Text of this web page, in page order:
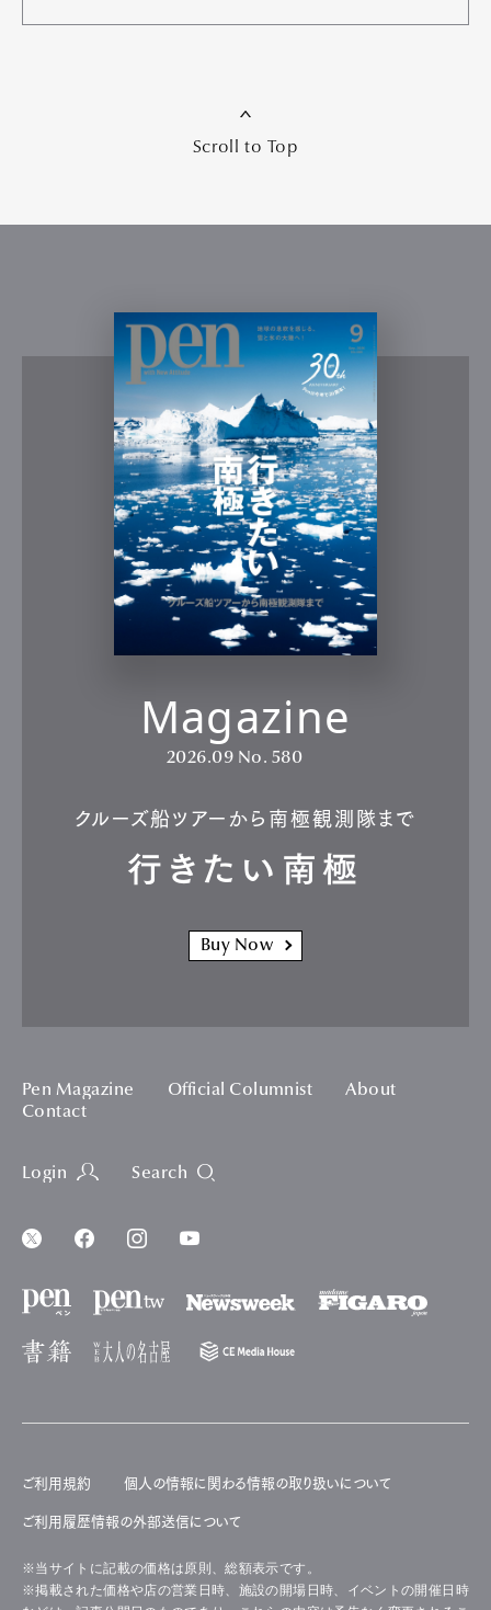
Scroll to Top
Magazine
2026.09 No. 580
クルーズ船ツアーから南極観測隊まで
行きたい南極
Buy Now
Pen Magazine Official Columnist
About
Contact
Login Search
ご利用規約 個人の情報に関わる情報の取り扱いについて
ご利用履歴情報の外部送信について
※当サイトに記載の価格は原則、総額表示です。
※掲載された価格や店の営業日時、施設の開場日時、イベントの開催日時